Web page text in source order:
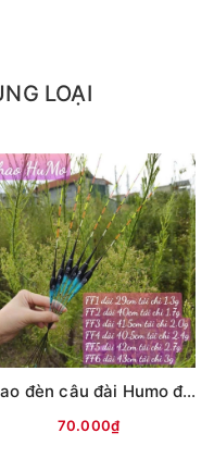
LOẠI
Phao đèn câu đài Humo đổi màu
70.000₫